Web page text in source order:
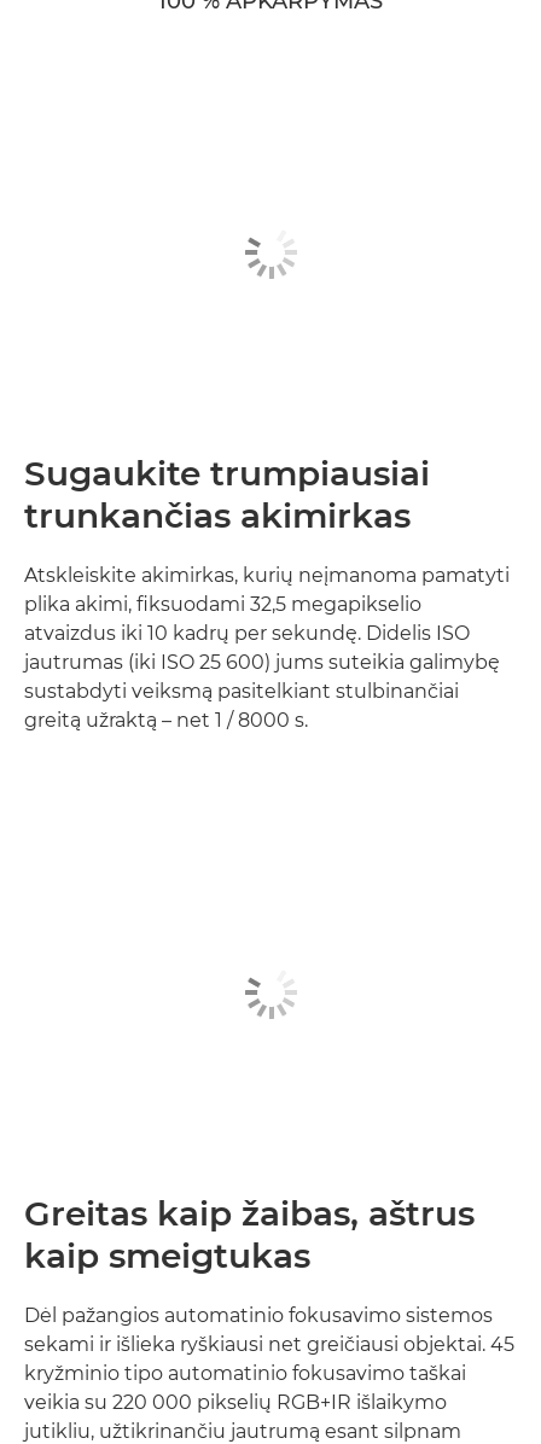
Sugaukite trumpiausiai
trunkančias akimirkas
Atskleiskite akimirkas, kurių neįmanoma pamatyti
plika akimi, fiksuodami 32,5 megapikselio
atvaizdus iki 10 kadrų per sekundę. Didelis ISO
jautrumas (iki ISO 25 600) jums suteikia galimybę
sustabdyti veiksmą pasitelkiant stulbinančiai
greitą užraktą – net 1 / 8000 s.
Greitas kaip žaibas, aštrus
kaip smeigtukas
Dėl pažangios automatinio fokusavimo sistemos
sekami ir išlieka ryškiausi net greičiausi objektai. 45
kryžminio tipo automatinio fokusavimo taškai
veikia su 220 000 pikselių RGB+IR išlaikymo
jutikliu, užtikrinančiu jautrumą esant silpnam